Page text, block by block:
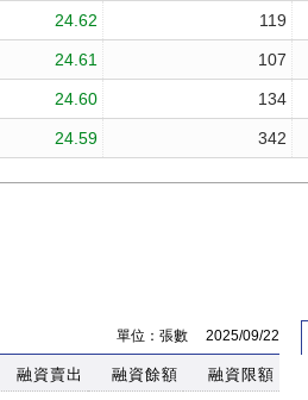
單位：張數 2025/09/22
融資賣出 融資餘額
融資限額